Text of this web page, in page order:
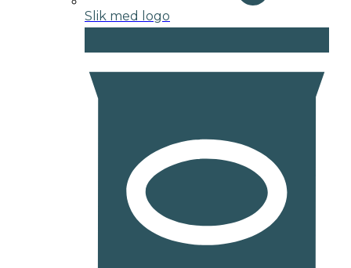
Slik med logo